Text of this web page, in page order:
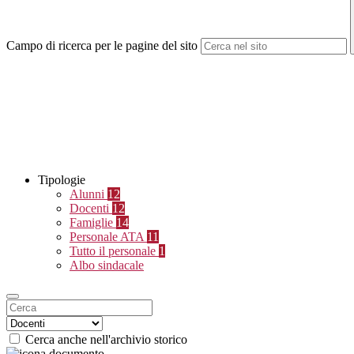
Campo di ricerca per le pagine del sito
Tipologie
Alunni 12
Docenti 12
Famiglie 14
Personale ATA 11
Tutto il personale 1
Albo sindacale
Cerca anche nell'archivio storico